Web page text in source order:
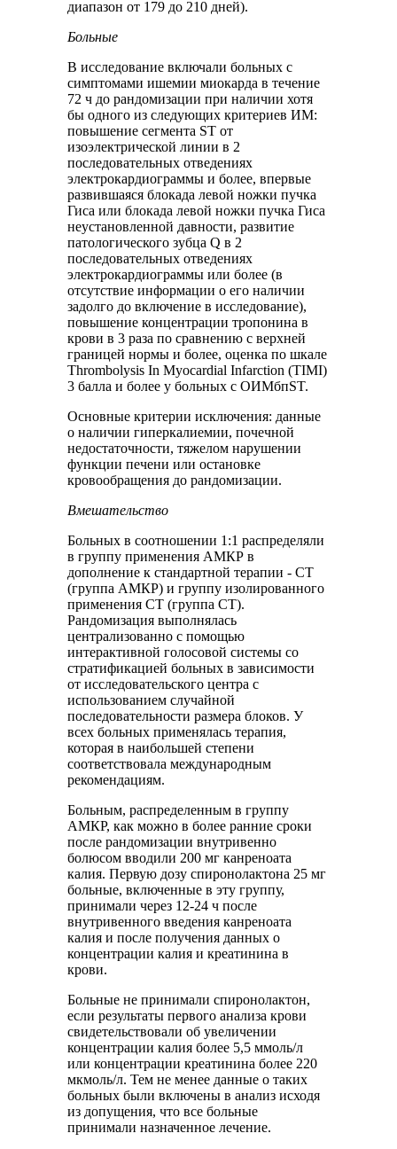
диапазон от 179 до 210 дней).
Больные
В исследование включали больных с
симптомами ишемии миокарда в течение
72 ч до рандомизации при наличии хотя
бы одного из следующих критериев ИМ:
повышение сегмента ST от
изоэлектрической линии в 2
последовательных отведениях
электрокардиограммы и более, впервые
развившаяся блокада левой ножки пучка
Гиса или блокада левой ножки пучка Гиса
неустановленной давности, развитие
патологического зубца Q в 2
последовательных отведениях
электрокардиограммы или более (в
отсутствие информации о его наличии
задолго до включение в исследование),
повышение концентрации тропонина в
крови в 3 раза по сравнению с верхней
границей нормы и более, оценка по шкале
Thrombolysis In Myocardial Infarction (TIMI)
3 балла и более у больных с ОИМбпST.
Основные критерии исключения: данные
о наличии гиперкалиемии, почечной
недостаточности, тяжелом нарушении
функции печени или остановке
кровообращения до рандомизации.
Вмешательство
Больных в соотношении 1:1 распределяли
в группу применения АМКР в
дополнение к стандартной терапии - СТ
(группа АМКР) и группу изолированного
применения СТ (группа СТ).
Рандомизация выполнялась
централизованно с помощью
интерактивной голосовой системы со
стратификацией больных в зависимости
от исследовательского центра с
использованием случайной
последовательности размера блоков. У
всех больных применялась терапия,
которая в наибольшей степени
соответствовала международным
рекомендациям.
Больным, распределенным в группу
АМКР, как можно в более ранние сроки
после рандомизации внутривенно
болюсом вводили 200 мг канреноата
калия. Первую дозу спиронолактона 25 мг
больные, включенные в эту группу,
принимали через 12-24 ч после
внутривенного введения канреноата
калия и после получения данных о
концентрации калия и креатинина в
крови.
Больные не принимали спиронолактон,
если результаты первого анализа крови
свидетельствовали об увеличении
концентрации калия более 5,5 ммоль/л
или концентрации креатинина более 220
мкмоль/л. Тем не менее данные о таких
больных были включены в анализ исходя
из допущения, что все больные
принимали назначенное лечение.